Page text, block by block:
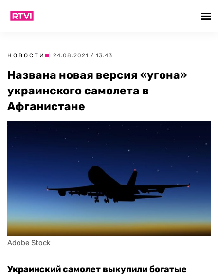
НОВОСТИ | 24.08.2021 / 13:43
Названа новая версия «угона»
украинского самолета в
Афганистане
Adobe Stock
Украинский самолет выкупили богатые